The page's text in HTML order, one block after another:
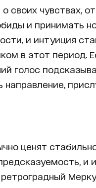
о своих чувствах,
и принимать
и интуиция
в этот период.
голос
направление,
ценят
и